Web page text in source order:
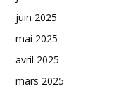
juin 2025
mai 2025
avril 2025
mars 2025